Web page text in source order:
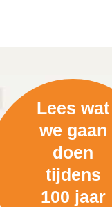
Lees wat
we gaan
doen
tijdens
100 jaar